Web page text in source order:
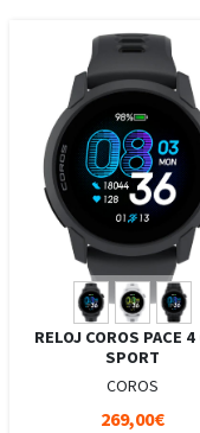
RELOJ COROS PACE 4
SPORT
COROS
269,00€